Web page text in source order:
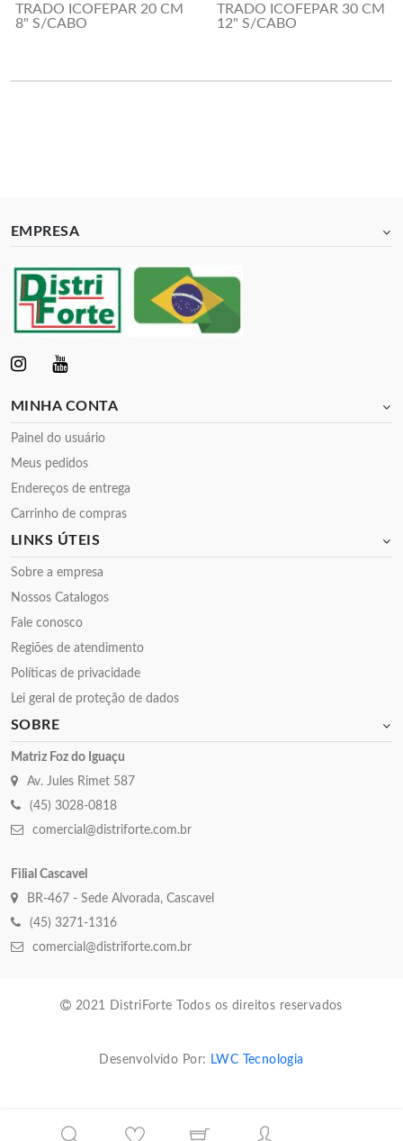
TRADO ICOFEPAR 20 CM
8" S/CABO
TRADO ICOFEPAR 30 CM
12" S/CABO
EMPRESA
MINHA CONTA
Painel do usuário
Meus pedidos
Endereços de entrega
Carrinho de compras
LINKS ÚTEIS
Sobre a empresa
Nossos Catalogos
Fale conosco
Regiões de atendimento
Políticas de privacidade
Lei geral de proteção de dados
SOBRE
Matriz Foz do Iguaçu
Av. Jules Rimet 587
(45) 3028-0818
comercial@distriforte.com.br
Filial Cascavel
BR-467 - Sede Alvorada, Cascavel
(45) 3271-1316
comercial@distriforte.com.br
2021 DistriForte Todos os direitos reservados
Desenvolvido Por: LWC Tecnologia